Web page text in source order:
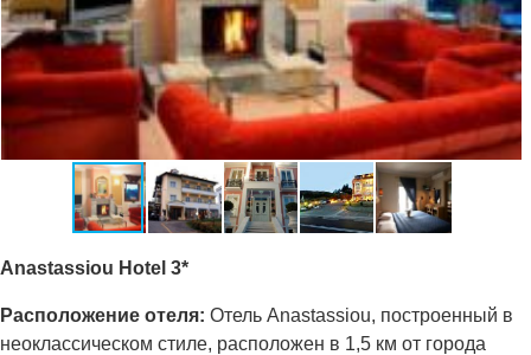
Anastassiou Hotel 3*
Расположение отеля: Отель Anastassiou, построенный в
неоклассическом стиле, расположен в 1,5 км от города